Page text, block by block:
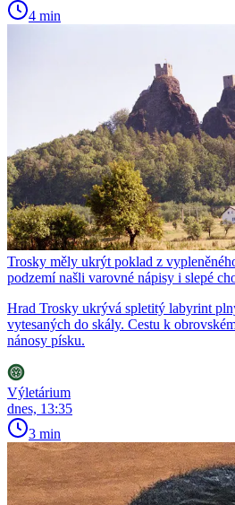
4 min
Trosky měly ukrýt poklad z
podzemí našli varovné nápisy i slepé
Hrad Trosky ukrývá spletitý labyrint
vytesaných do skály. Cestu k
nánosy písku.
Výletárium
dnes, 13:35
3 min